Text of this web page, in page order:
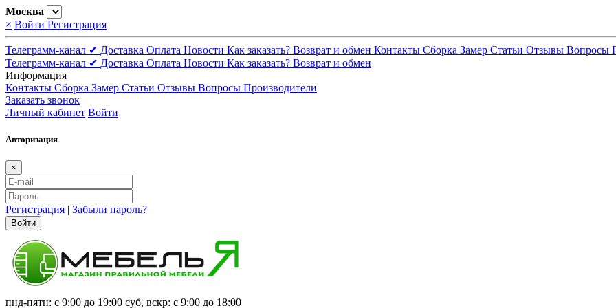
Москва
× Войти Регистрация
Телеграмм-канал ✔ Доставка Оплата Новости Как заказать? Возврат и обмен Контакты Сборка Замер Статьи Отзывы Вопросы
Телеграмм-канал ✔ Доставка Оплата Новости Как заказать? Возврат и обмен
Информация
Контакты Сборка Замер Статьи Отзывы Вопросы Производители
Заказать звонок
Личный кабинет Войти
Авторизация
×
Регистрация | Забыли пароль?
Войти
пнд-пятн: с 9:00 до 19:00 суб, вскр: с 9:00 до 18:00